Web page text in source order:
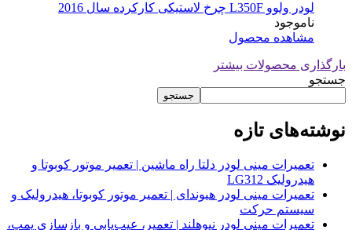
لودر ولوو L350F چرخ لاستیکی کارکرده سال 2016
ناموجود
مشاهده محصول
بارگذاری محصولات بیشتر
جستجو
جستجو
نوشته‌های تازه
تعمیرات مینی لودر دلتا راه ماشین | تعمیر موتور کوبوتا و
هیدرولیک LG312
تعمیرات مینی لودر هیوندای | تعمیر موتور کوبوتا، هیدرولیک و
سیستم حرکت
تعمیرات مینی لودر نیوهلند | تعمیر، عیب‌یابی و بازسازی پمپ،